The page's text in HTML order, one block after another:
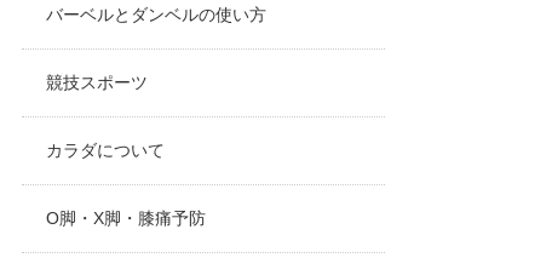
バーベルとダンベルの使い方
競技スポーツ
カラダについて
O脚・X脚・膝痛予防